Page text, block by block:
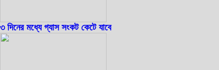
৩ দিনের মধ্যে গ্যাস সংকট কেটে যাবে